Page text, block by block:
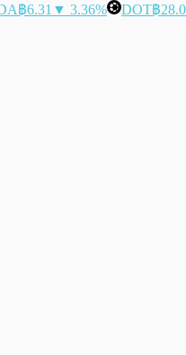
฿6.31 ▼ 3.36% DOT฿